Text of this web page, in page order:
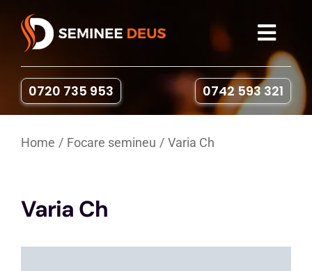
content
Accesorii
0720 735 953 0742 593 321
Home Focare semineu Varia Ch
Varia Ch